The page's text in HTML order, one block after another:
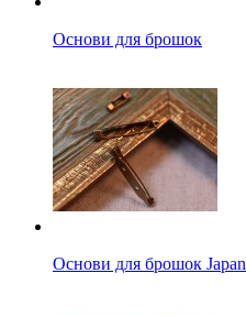
Основи для брошок
Основи для брошок Japan